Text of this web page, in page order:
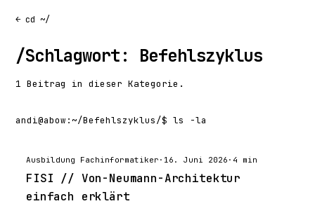
← cd ~/
/Schlagwort: Befehlszyklus
1 Beitrag in dieser Kategorie.
andi@abow :~/Befehlszyklus/$ ls -la
Ausbildung Fachinformatiker · 16. Juni 2026 · 4 min
FISI // Von-Neumann-Architektur
einfach erklärt